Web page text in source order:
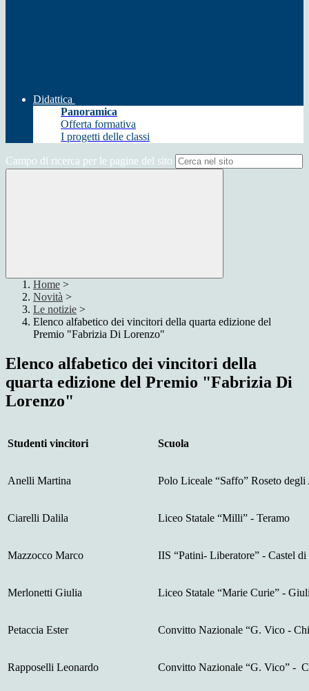
Didattica
Panoramica
Offerta formativa
I progetti delle classi
Campo di ricerca per le pagine del sito
Home >
Novità >
Le notizie >
Elenco alfabetico dei vincitori della quarta edizione del
Premio "Fabrizia Di Lorenzo"
Elenco alfabetico dei vincitori della
quarta edizione del Premio "Fabrizia Di
Lorenzo"
Studenti vincitori Scuola
Anelli Martina Polo Liceale “Saffo” Roseto
Ciarelli Dalila Liceo Statale “Milli” - Teramo
Mazzocco Marco IIS “Patini- Liberatore” - Castel di
Merlonetti Giulia Liceo Statale “Marie Curie” -
Petaccia Ester Convitto Nazionale “G. Vico -
Rapposelli Leonardo Convitto Nazionale “G. Vico” -